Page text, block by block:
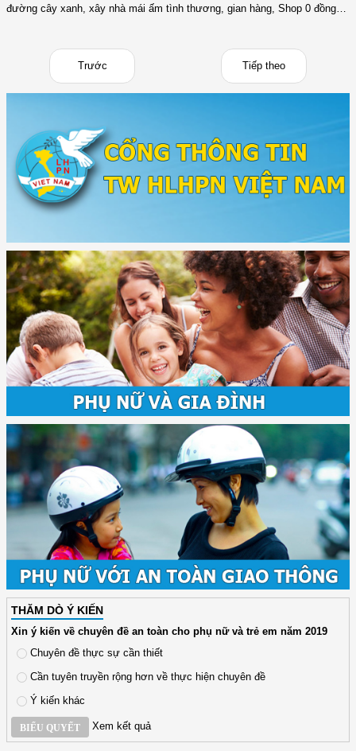
đường cây xanh, xây nhà mái ấm tình thương, gian hàng, Shop 0 đồng…
Trước Tiếp theo
THĂM DÒ Ý KIẾN
Xin ý kiến về chuyên đề an toàn cho phụ nữ và trẻ em năm 2019
Chuyên đề thực sự cần thiết
Cần tuyên truyền rộng hơn về thực hiện chuyên đề
Ý kiến khác
BIỂU QUYẾT Xem kết quả